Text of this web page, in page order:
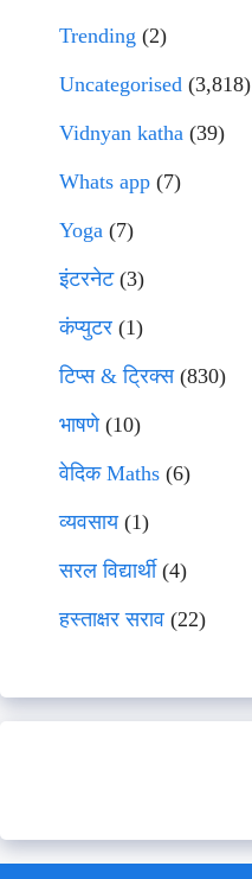
Trending (2)
Uncategorised (3,818)
Vidnyan katha (39)
Whats app (7)
Yoga (7)
इंटरनेट(3)
कंप्युटर (1)
टिप्स & ट्रिक्स(830)
भाषणे(10)
वेदिक Maths (6)
व्यवसाय(1)
सरल विद्यार्थी(4)
हस्ताक्षर सराव (22)